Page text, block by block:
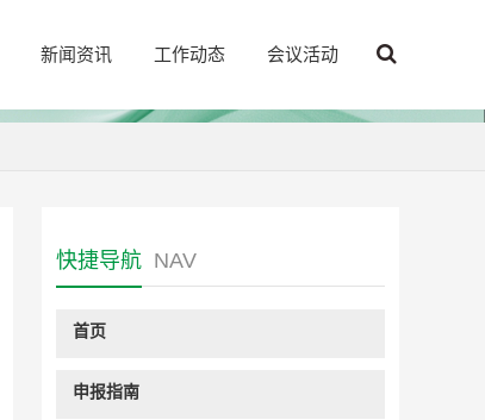
新闻资讯 工作动态 会议活动
快捷导航 NAV
首页
申报指南